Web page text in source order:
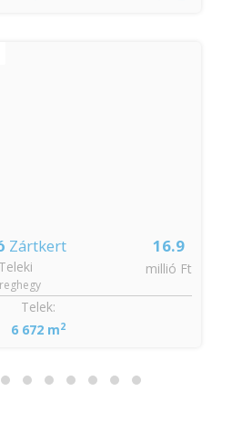
16.9
millió Ft
Zártkert
Teleki
Telek:
6 672 m2